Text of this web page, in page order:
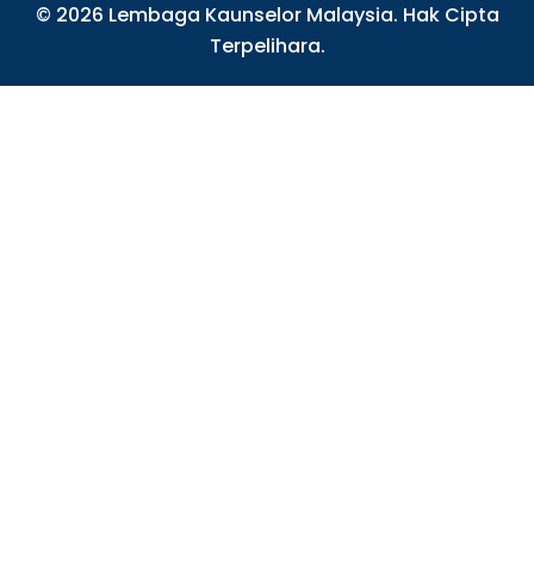
© 2026 Lembaga Kaunselor Malaysia. Hak Cipta
Terpelihara.